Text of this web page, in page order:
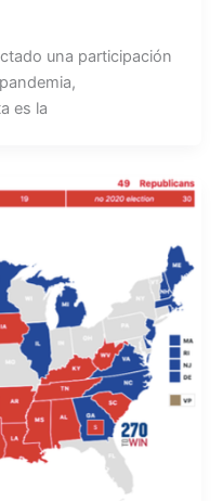
una participación
es la